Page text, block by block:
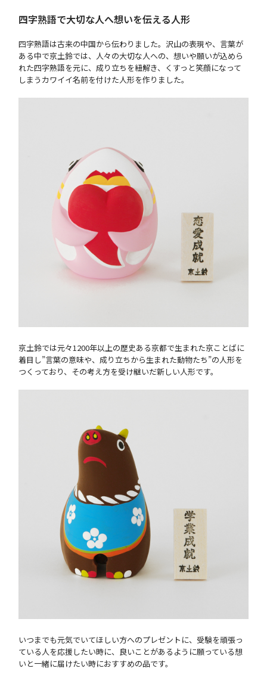
四字熟語で大切な人へ想いを伝える人形
四字熟語は古来の中国から伝わりました。沢山の表現や、言葉が
ある中で京土鈴では、人々の大切な人への、想いや願いが込めら
れた四字熟語を元に、成り立ちを紐解き、くすっと笑顔になって
しまうカワイイ名前を付けた人形を作りました。
京土鈴では元々1200年以上の歴史ある京都で生まれた京ことばに
着目し”言葉の意味や、成り立ちから生まれた動物たち”の人形を
つくっており、その考え方を受け継いだ新しい人形です。
いつまでも元気でいてほしい方へのプレゼントに、受験を頑張っ
ている人を応援したい時に、良いことがあるように願っている想
いと一緒に届けたい時におすすめの品です。